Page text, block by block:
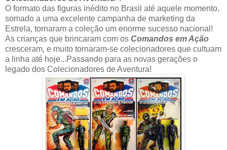
O formato das figuras inédito no Brasil até aquele momento,
somado a uma excelente campanha de marketing da
Estrela, tornaram a coleção um enorme sucesso nacional!
As crianças que brincaram com os Comandos em Ação
cresceram, e muito tornaram-se colecionadores que cultuam
a linha até hoje...Passando para as novas gerações o
legado dos Colecionadores de Aventura!